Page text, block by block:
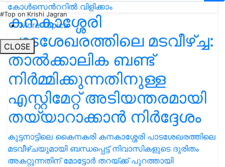
#Top on Krishi Jagran
More Topics
CLOSE
കനകാശ്ശേരി
പാടശേഖരത്തിലെ മടവീഴ്ച്ച:
താൽക്കാലിക ബണ്ട്
നിർമ്മിക്കുന്നതിനുള്ള
എസ്റ്റിമേറ്റ് അടിയന്തരമായി
തയ്യാറാക്കാൻ നിർദ്ദേശം
കുട്ടനാട്ടിലെ കൈനകരി കനകാശ്ശേരി പാടശേഖരത്തിലെ
മടവീഴ്ചയുമായി ബന്ധപ്പെട്ട് നിവാസികളുടെ ദുരിതം
അകറ്റുന്നതിന് മോട്ടോർ തറയ്ക്ക് പുറത്തായി